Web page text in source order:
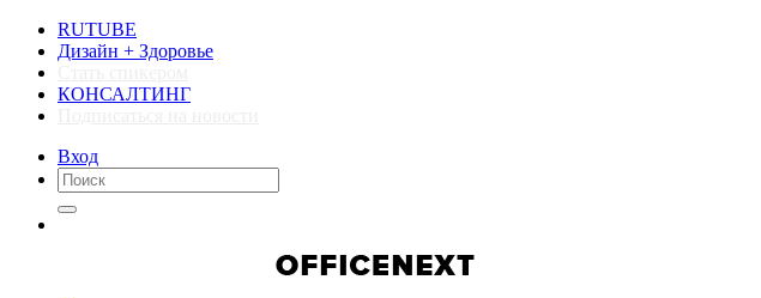
RUTUBE
Дизайн + Здоровье
КОНСАЛТИНГ
Вход